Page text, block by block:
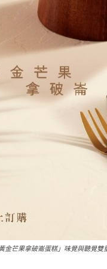
芒果拿破崙蛋糕」味覺與聽覺雙